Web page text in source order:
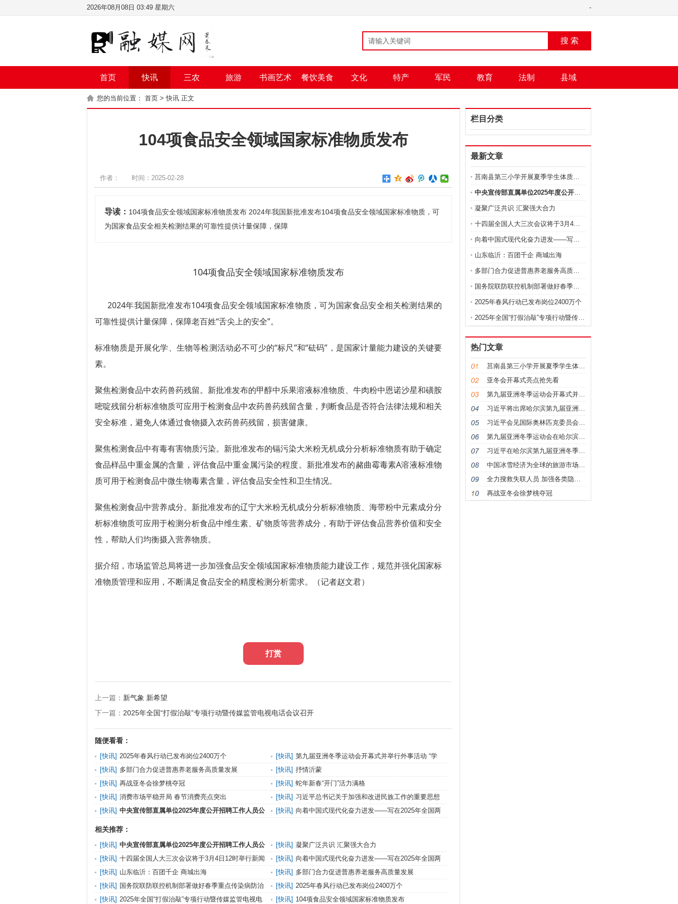
-
2026年08月08日 03:49 星期六
搜 索
首页 快讯 三农 旅游 书画艺术 餐饮美食 文化 特产 军民 教育 法制 县域
您的当前位置： 首页 >快讯 正文
104项食品安全领域国家标准物质发布
作者： 时间：2025-02-28
导读： 104项食品安全领域国家标准物质发布 2024年我国新批准发布104项食品安全领域国家标准物质，可
为国家食品安全相关检测结果的可靠性提供计量保障，保障
104项食品安全领域国家标准物质发布
2024年我国新批准发布104项食品安全领域国家标准物质，可为国家食品安全相关检测结果的
可靠性提供计量保障，保障老百姓“舌尖上的安全”。
标准物质是开展化学、生物等检测活动必不可少的“标尺”和“砝码”，是国家计量能力建设的关键要
素。
聚焦检测食品中农药兽药残留。新批准发布的甲醇中乐果溶液标准物质、牛肉粉中恩诺沙星和磺胺
嘧啶残留分析标准物质可应用于检测食品中农药兽药残留含量，判断食品是否符合法律法规和相关
安全标准，避免人体通过食物摄入农药兽药残留，损害健康。
聚焦检测食品中有毒有害物质污染。新批准发布的镉污染大米粉无机成分分析标准物质有助于确定
食品样品中重金属的含量，评估食品中重金属污染的程度。新批准发布的赭曲霉毒素A溶液标准物
质可用于检测食品中微生物毒素含量，评估食品安全性和卫生情况。
聚焦检测食品中营养成分。新批准发布的辽宁大米粉无机成分分析标准物质、海带粉中元素成分分
析标准物质可应用于检测分析食品中维生素、矿物质等营养成分，有助于评估食品营养价值和安全
性，帮助人们均衡摄入营养物质。
据介绍，市场监管总局将进一步加强食品安全领域国家标准物质能力建设工作，规范并强化国家标
准物质管理和应用，不断满足食品安全的精度检测分析需求。（记者赵文君）
打赏
上一篇： 新气象 新希望
下一篇： 2025年全国“打假治敲”专项行动暨传媒监管电视电话会议召开
随便看看：
[快讯] 2025年春风行动已发布岗位2400万个 [快讯] 第九届亚洲冬季运动会开幕式并举行外事活动 “学
习强国”学习平
[快讯] 多部门合力促进普惠养老服务高质量发展 [快讯] 抒情沂蒙
[快讯] 再战亚冬会徐梦桃夺冠 [快讯] ​蛇年新春“开门”活力满格
[快讯] ​消费市场平稳开局 春节消费亮点突出 [快讯] 习近平总书记关于加强和改进民族工作的重要思想
学习读本》出版发
[快讯] 中央宣传部直属单位2025年度公开招聘工作人员公
[快讯] 向着中国式现代化奋力进发——写在2025年全国两
相关推荐：
[快讯] 中央宣传部直属单位2025年度公开招聘工作人员公
告
[快讯] 凝聚广泛共识 汇聚强大合力
[快讯] 十四届全国人大三次会议将于3月4日12时举行新闻
发布会 “学
[快讯] 向着中国式现代化奋力进发——写在2025年全国两
会召开之际
[快讯] 山东临沂：百团千企 商城出海 [快讯] 多部门合力促进普惠养老服务高质量发展
[快讯] 国务院联防联控机制部署做好春季重点传染病防治
工作
[快讯] 2025年春风行动已发布岗位2400万个
[快讯] 2025年全国“打假治敲”专项行动暨传媒监管电视电 [快讯] 104项食品安全领域国家标准物质发布
栏目分类
最新文章
莒南县第三小学开展夏季学生体质健康抽测工作
中央宣传部直属单位2025年度公开招聘工作人员公告
凝聚广泛共识 汇聚强大合力
十四届全国人大三次会议将于3月4日12时举行新闻发
向着中国式现代化奋力进发——写在2025年全国两会
山东临沂：百团千企 商城出海
多部门合力促进普惠养老服务高质量发展
国务院联防联控机制部署做好春季重点传染病防治工作
2025年春风行动已发布岗位2400万个
2025年全国“打假治敲”专项行动暨传媒监管电视电
热门文章
莒南县第三小学开展夏季学生体质健康抽测工作
亚冬会开幕式亮点抢先看
第九届亚洲冬季运动会开幕式并举行外事活动 “学习强
习近平将出席哈尔滨第九届亚洲冬季运动会开幕式
习近平会见国际奥林匹克委员会主席巴赫
第九届亚洲冬季运动会在哈尔滨隆重开幕
习近平在哈尔滨第九届亚洲冬季运动会开幕式欢迎宴会上
中国冰雪经济为全球的旅游市场注入了新动能
全力搜救失联人员 加强各类隐患排查
再战亚冬会徐梦桃夺冠